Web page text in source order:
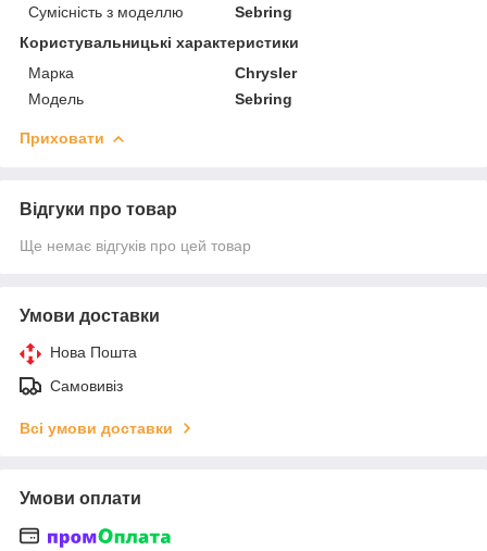
Сумісність з моделлю
Sebring
Користувальницькі характеристики
Марка
Chrysler
Модель
Sebring
Приховати
Відгуки про товар
Ще немає відгуків про цей товар
Умови доставки
Нова Пошта
Самовивіз
Всі умови доставки
Умови оплати